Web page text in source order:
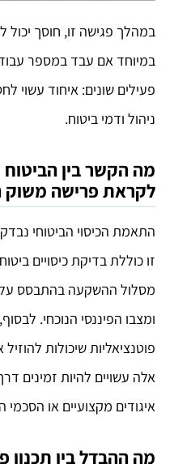
במהלך פגישה זו, חוסך יכול
במיוחד אם עבד במספר
פעילים שונים: איחוד עשוי
ניהול ודמי ביטוח.
מה הקשר בין הביטוח
לקראת פרישה משוק
התאמת הכיסוי הביטוחי
זו כוללת בדיקת כיסויים
מסלול ההשקעה בהתבסס על
ומצבו הפיננסי הנוכחי.
פוטנציאליות שיכולות
אלה עשויים להיות זמינים
איגודים מקצועיים או
מה ההבדל בין תכנון